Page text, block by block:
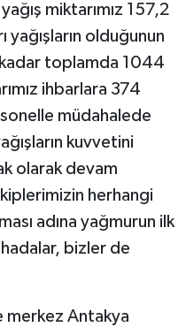
miktarımız 157,2
yağışların olduğunun
toplamda 1044
ihbarlara 374
müdahalede
kuvvetini
olarak devam
herhangi
adına yağmurun ilk
bizler de
merkez Antakya